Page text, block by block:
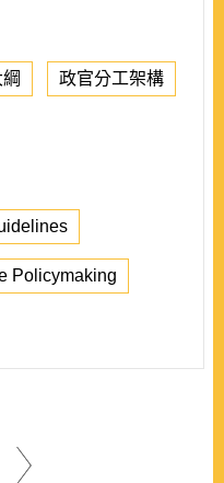
政官分工架構
Policymaking